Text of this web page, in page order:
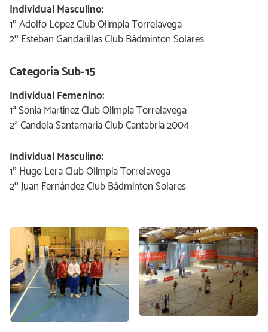
Individual Masculino:
1º Adolfo López Club Olimpia Torrelavega
2º Esteban Gandarillas Club Bádminton Solares
Categoría Sub-15
Individual Femenino:
1ª Sonia Martínez Club Olimpia Torrelavega
2ª Candela Santamaría Club Cantabria 2004
Individual Masculino:
1º Hugo Lera Club Olimpia Torrelavega
2º Juan Fernández Club Bádminton Solares